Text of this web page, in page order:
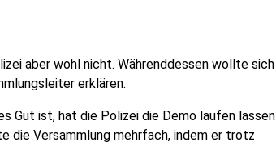
aber wohl nicht. Währenddessen wollte sich
erklären.
Gut ist, hat die Polizei die Demo laufen lassen
die Versammlung mehrfach, indem er trotz